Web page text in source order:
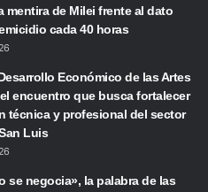
mentira de Milei frente al dato
cada 40 horas
Económico de las Artes
encuentro que busca fortalecer
técnica y profesional del sector
Luis
se negocia», la palabra de las